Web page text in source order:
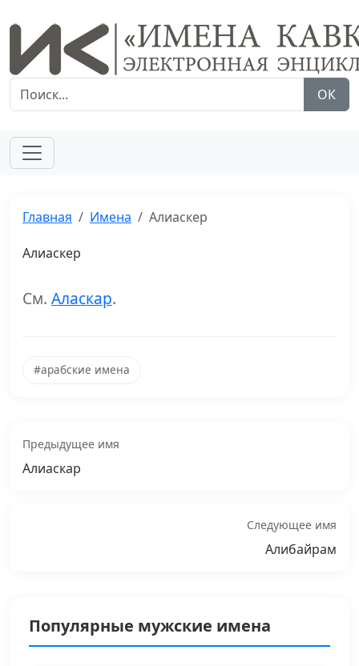
ОК
Главная Имена Алиаскер
Алиаскер
См. Аласкар.
#арабские имена
Предыдущее имя
Алиаскар
Следующее имя
Алибайрам
Популярные мужские имена